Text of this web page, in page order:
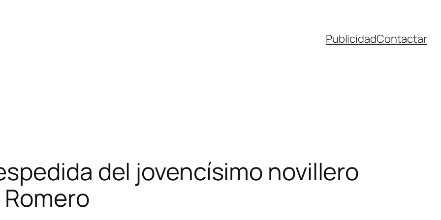
PublicidadContactar
del jovencísimo novillero